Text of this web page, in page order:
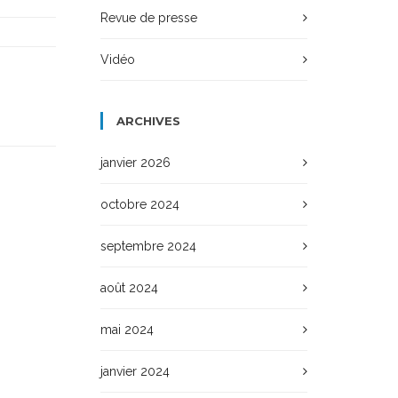
Revue de presse
Vidéo
ARCHIVES
janvier 2026
octobre 2024
septembre 2024
août 2024
mai 2024
janvier 2024